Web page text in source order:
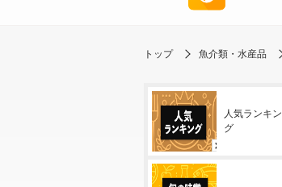
トップ 魚介類・水産品
人気ランキン
グ